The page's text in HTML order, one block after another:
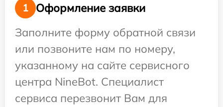
1
Оформление заявки
Заполните форму обратной связи
или позвоните нам по номеру,
указанному на сайте сервисного
центра NineBot. Специалист
сервиса перезвонит Вам для